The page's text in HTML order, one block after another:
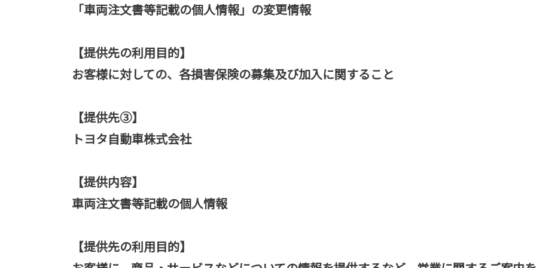
「車両注文書等記載の個人情報」の変更情報
【提供先の利用目的】
お客様に対しての、各損害保険の募集及び加入に関すること
【提供先③】
トヨタ自動車株式会社
【提供内容】
車両注文書等記載の個人情報
【提供先の利用目的】